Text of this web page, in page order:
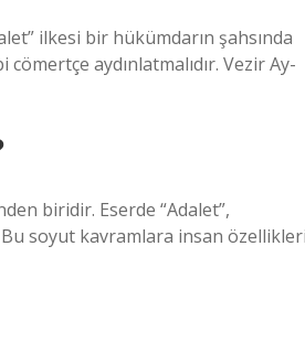
ilkesi bir hükümdarın şahsında
aydınlatmalıdır. Vezir Ay-
biridir. Eserde “Adalet”,
Bu soyut kavramlara insan